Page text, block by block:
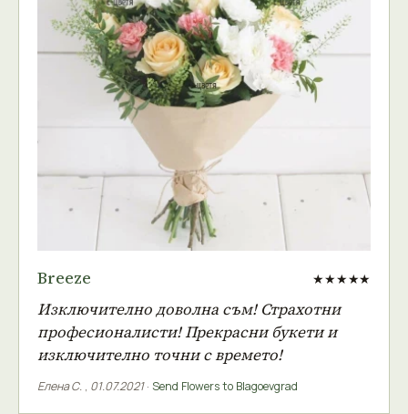
Breeze ★★★★★
Изключително доволна съм! Страхотни
професионалисти! Прекрасни букети и
изключително точни с времето!
Елена С. , 01.07.2021· Send Flowers to Blagoevgrad